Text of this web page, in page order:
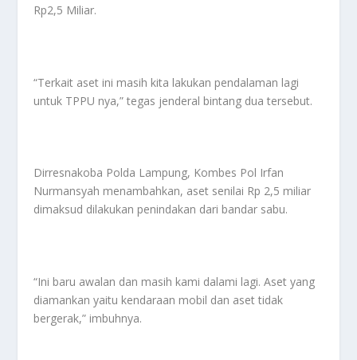
Rp2,5 Miliar.
“Terkait aset ini masih kita lakukan pendalaman lagi
untuk TPPU nya,” tegas jenderal bintang dua tersebut.
Dirresnakoba Polda Lampung, Kombes Pol Irfan
Nurmansyah menambahkan, aset senilai Rp 2,5 miliar
dimaksud dilakukan penindakan dari bandar sabu.
“Ini baru awalan dan masih kami dalami lagi. Aset yang
diamankan yaitu kendaraan mobil dan aset tidak
bergerak,” imbuhnya.